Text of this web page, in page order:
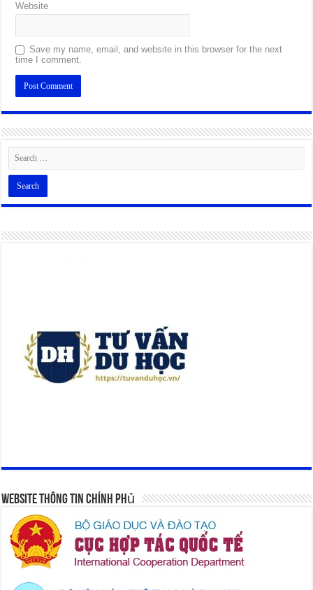
Website
Save my name, email, and website in this browser for the next
time I comment.
Alternative:
Website Thông Tin Chính Phủ